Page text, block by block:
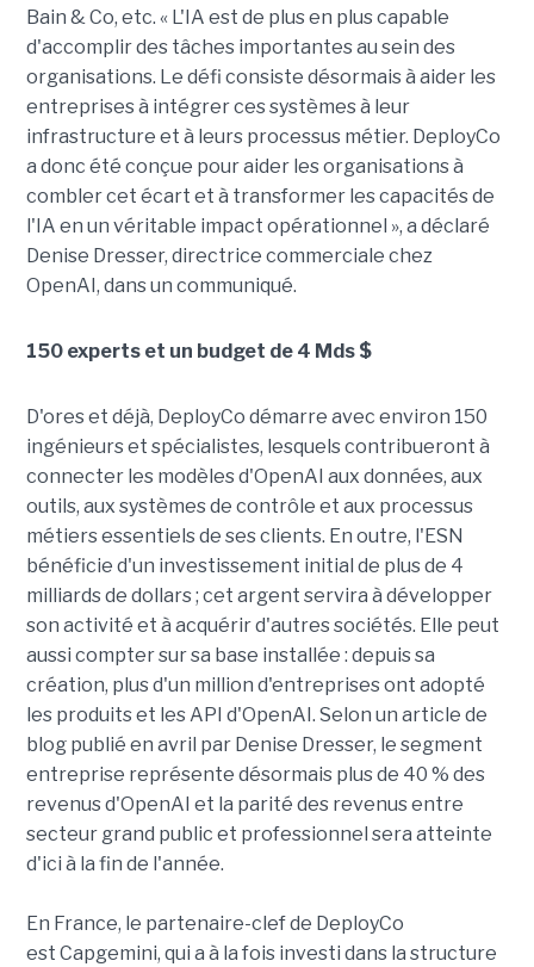
Bain & Co, etc. « L'IA est de plus en plus capable
d'accomplir des tâches importantes au sein des
organisations. Le défi consiste désormais à aider les
entreprises à intégrer ces systèmes à leur
infrastructure et à leurs processus métier. DeployCo
a donc été conçue pour aider les organisations à
combler cet écart et à transformer les capacités de
l'IA en un véritable impact opérationnel », a déclaré
Denise Dresser, directrice commerciale chez
OpenAI, dans un communiqué.
150 experts et un budget de 4 Mds $
D'ores et déjà, DeployCo démarre avec environ 150
ingénieurs et spécialistes, lesquels contribueront à
connecter les modèles d'OpenAI aux données, aux
outils, aux systèmes de contrôle et aux processus
métiers essentiels de ses clients. En outre, l'ESN
bénéficie d'un investissement initial de plus de 4
milliards de dollars ; cet argent servira à développer
son activité et à acquérir d'autres sociétés. Elle peut
aussi compter sur sa base installée : depuis sa
création, plus d'un million d'entreprises ont adopté
les produits et les API d'OpenAI. Selon un article de
blog publié en avril par Denise Dresser, le segment
entreprise représente désormais plus de 40 % des
revenus d'OpenAI et la parité des revenus entre
secteur grand public et professionnel sera atteinte
d'ici à la fin de l'année.
En France, le partenaire-clef de DeployCo
est Capgemini, qui a à la fois investi dans la structure